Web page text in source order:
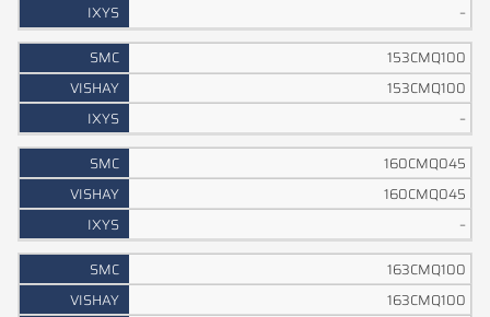
–
153CMQ100
153CMQ100
–
160CMQ045
160CMQ045
–
163CMQ100
163CMQ100